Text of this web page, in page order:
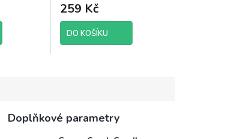
259 Kč
DO KOŠÍKU
Doplňkové parametry